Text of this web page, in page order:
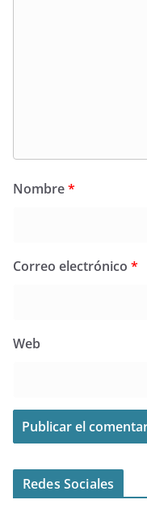
Nombre*
Correo electrónico *
Web
Redes Sociales